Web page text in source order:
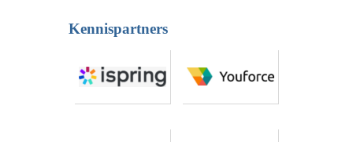
Kennispartners